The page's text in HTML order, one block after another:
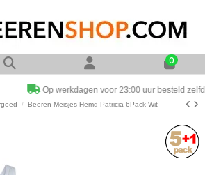
0
voor 23:00 uur besteld zelfde dag verzonden
Beeren Meisjes Hemd Patricia 6Pack Wit